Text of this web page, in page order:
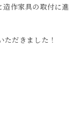
造作家具の取付に進
ただきました！